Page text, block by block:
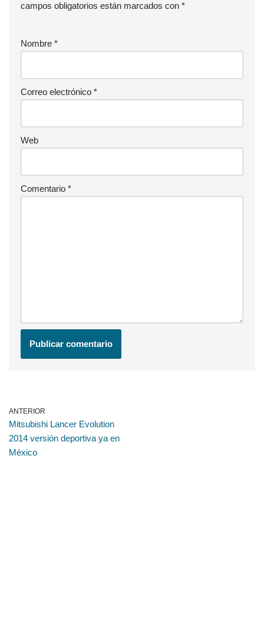
campos obligatorios están marcados con *
Nombre *
Correo electrónico *
Web
Comentario *
ANTERIOR
Mitsubishi Lancer Evolution
2014 versión deportiva ya en
México